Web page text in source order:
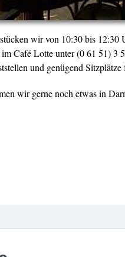
wir von 10:30 bis 12:30
Café Lotte unter (0 61 51) 3
und genügend
wir gerne noch etwas in